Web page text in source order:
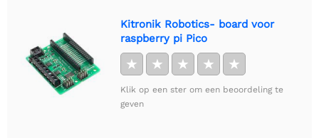
Kitronik Robotics- board voor
raspberry pi Pico
★ ★ ★ ★ ★
Klik op een ster om een beoordeling te
geven